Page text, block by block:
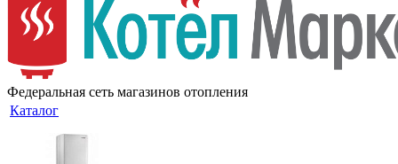
Федеральная сеть магазинов отопления
Каталог